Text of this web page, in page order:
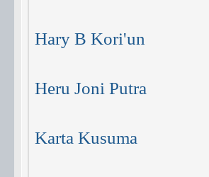
Hary B Kori'un
Heru Joni Putra
Karta Kusuma